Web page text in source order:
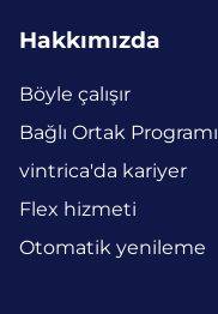
Hakkımızda
Böyle çalışır
Bağlı Ortak Programı
vintrica'da kariyer
Flex hizmeti
Otomatik yenileme